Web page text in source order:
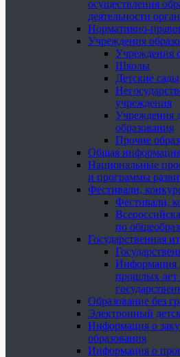
осуществления
деятельности
Нормативно-
Учреждения
Учреждения
Школы
Детские сады
учреждения
Учреждения
образования
Прочие
Общая информация
Национальные
и программы
Фестивали,
Фестивали,
по
Государственная
Информация
прошлых лет
Образование без
Электронный
Информация о
образования
Информация о